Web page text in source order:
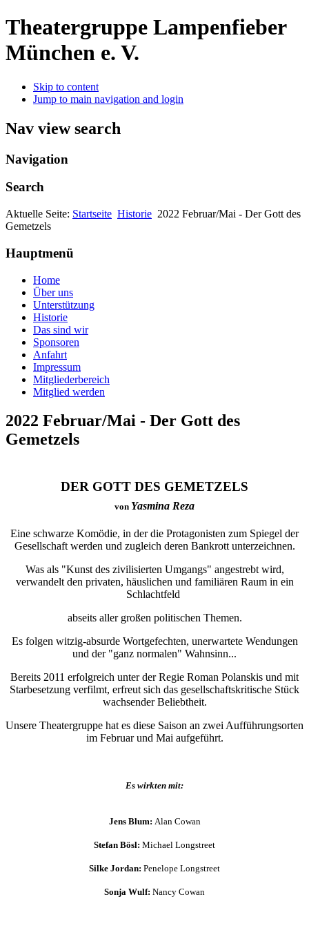
Theatergruppe Lampenfieber
München e. V.
Skip to content
Jump to main navigation and login
Nav view search
Navigation
Search
Aktuelle Seite: Startseite Historie 2022 Februar/Mai - Der Gott des
Gemetzels
Hauptmenü
Home
Über uns
Unterstützung
Historie
Das sind wir
Sponsoren
Anfahrt
Impressum
Mitgliederbereich
Mitglied werden
2022 Februar/Mai - Der Gott des
Gemetzels
DER GOTT DES GEMETZELS
von Yasmina Reza
Eine schwarze Komödie, in der die Protagonisten zum Spiegel der
Gesellschaft werden und zugleich deren Bankrott unterzeichnen.
Was als "Kunst des zivilisierten Umgangs" angestrebt wird,
verwandelt den privaten, häuslichen und familiären Raum in ein
Schlachtfeld
abseits aller großen politischen Themen.
Es folgen witzig-absurde Wortgefechten, unerwartete Wendungen
und der "ganz normalen" Wahnsinn...
Bereits 2011 erfolgreich unter der Regie Roman Polanskis und mit
Starbesetzung verfilmt, erfreut sich das gesellschaftskritische Stück
wachsender Beliebtheit.
Unsere Theatergruppe hat es diese Saison an zwei Aufführungsorten
im Februar und Mai aufgeführt.
Es wirkten mit:
Jens Blum: Alan Cowan
Stefan Bösl: Michael Longstreet
Silke Jordan: Penelope Longstreet
Sonja Wulf: Nancy Cowan